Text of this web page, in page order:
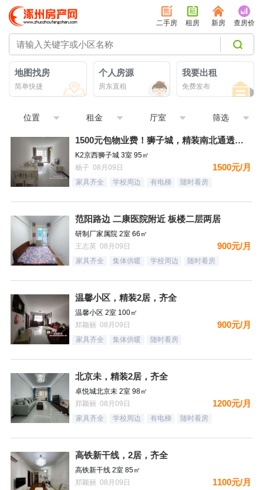
二手房 租房 新房 查房价
地图找房
简单快捷
个人房源
房东直租
我要出租
免费发布
位置 租金 厅室 筛选
1500元包物业费！狮子城，精装南北通透大三居，家具家电齐全
K2京西狮子城 3室 95㎡
杨子 08月09日
1500元/月
家具齐全 学校周边 有电梯 随时看房
范阳路边 二康医院附近 板楼二层两居
研制厂家属院 2室 66㎡
王志英 08月09日
900元/月
家具齐全 集体供暖 学校周边 随时看房
温馨小区，精装2居，齐全
温馨小区 2室 100㎡
郑颖丽 08月09日
900元/月
家具齐全 集体供暖 随时看房
北京未，精装2居，齐全
卓悦城北京未 2室 98㎡
郑颖丽 08月09日
1200元/月
家具齐全 学校周边 有电梯 随时看房
高铁新干线，2居，齐全
高铁新干线 2室 85㎡
郑颖丽 08月09日
1100元/月